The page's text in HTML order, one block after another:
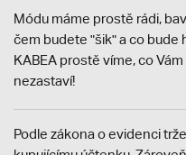
Módu máme prostě rádi,
čem budete "šik" a co bude
KABEA prostě víme, co
nezastaví!
Podle zákona o evidenci